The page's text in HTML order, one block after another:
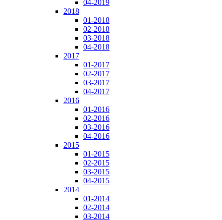
04-2019
2018
01-2018
02-2018
03-2018
04-2018
2017
01-2017
02-2017
03-2017
04-2017
2016
01-2016
02-2016
03-2016
04-2016
2015
01-2015
02-2015
03-2015
04-2015
2014
01-2014
02-2014
03-2014